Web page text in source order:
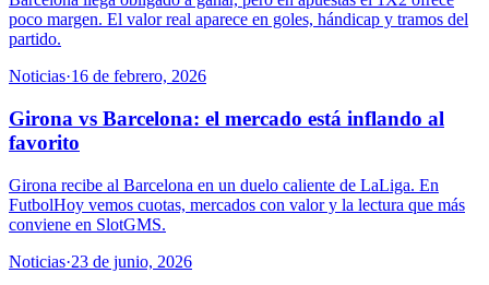
poco margen. El valor real aparece en goles, hándicap y tramos del
partido.
Noticias·16 de febrero, 2026
Girona vs Barcelona: el mercado está inflando al
favorito
Girona recibe al Barcelona en un duelo caliente de LaLiga. En
FutbolHoy vemos cuotas, mercados con valor y la lectura que más
conviene en SlotGMS.
Noticias·23 de junio, 2026